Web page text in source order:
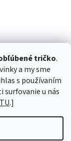
tričko.
a my sme
s používaním
surfovanie u nás
TU.]